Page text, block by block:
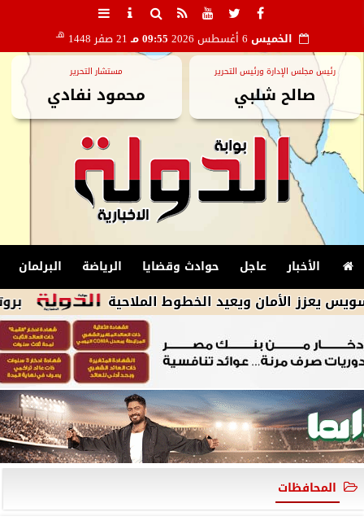
الخميس 09:55 مـ 21 صفر 1448 هـ
رئيس مجلس الإدارة ورئيس التحرير
صالح شلبي
مستشار التحرير
محمود نفادي
الأخبار عاجل حوادث وقضايا الرياضة البرلمان
بروتوكول بين ويعيد الخطوط الملاحية
المحافظات